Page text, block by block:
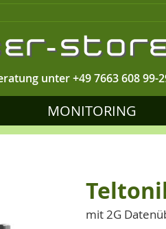
unter+49 7663 608 99-
MONITORING
mit 2G